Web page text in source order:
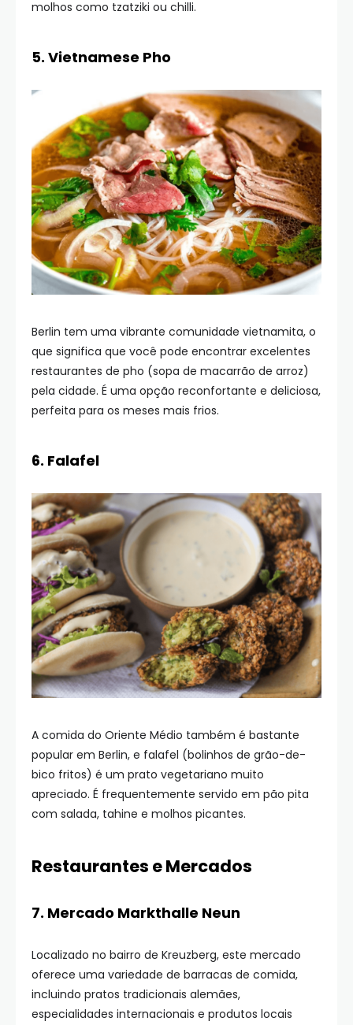
molhos como tzatziki ou chilli.
5. Vietnamese Pho
Berlin tem uma vibrante comunidade vietnamita, o
que significa que você pode encontrar excelentes
restaurantes de pho (sopa de macarrão de arroz)
pela cidade. É uma opção reconfortante e deliciosa,
perfeita para os meses mais frios.
6. Falafel
A comida do Oriente Médio também é bastante
popular em Berlin, e falafel (bolinhos de grão-de-
bico fritos) é um prato vegetariano muito
apreciado. É frequentemente servido em pão pita
com salada, tahine e molhos picantes.
Restaurantes e Mercados
7. Mercado Markthalle Neun
Localizado no bairro de Kreuzberg, este mercado
oferece uma variedade de barracas de comida,
incluindo pratos tradicionais alemães,
especialidades internacionais e produtos locais